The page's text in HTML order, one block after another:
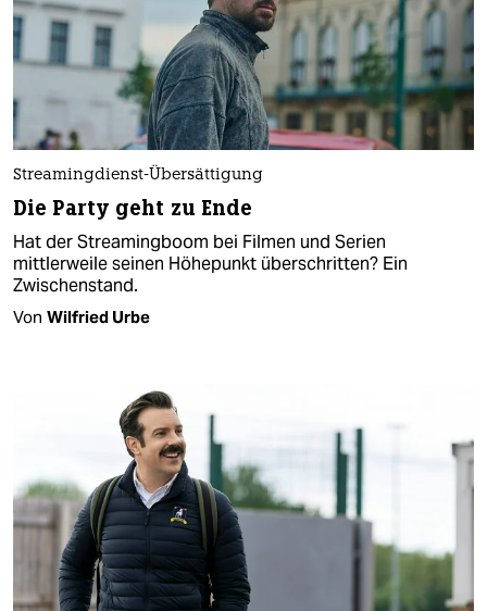
Streamingdienst-Übersättigung
Die Party geht zu Ende
Hat der Streamingboom bei Filmen und Serien
mittlerweile seinen Höhepunkt überschritten? Ein
Zwischenstand.
Von Wilfried Urbe